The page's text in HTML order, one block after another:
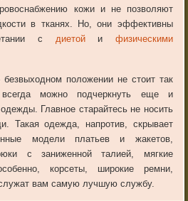
кожи и не позволяют
в тканях. Но, они эффективны
с диетойи физическими
положении не стоит так
можно подчеркнуть еще и
Главное старайтесь не носить
Такая одежда, напротив, скрывает
модели платьев и жакетов,
с заниженной талией, мягкие
корсеты, широкие ремни,
вам самую лучшую службу.